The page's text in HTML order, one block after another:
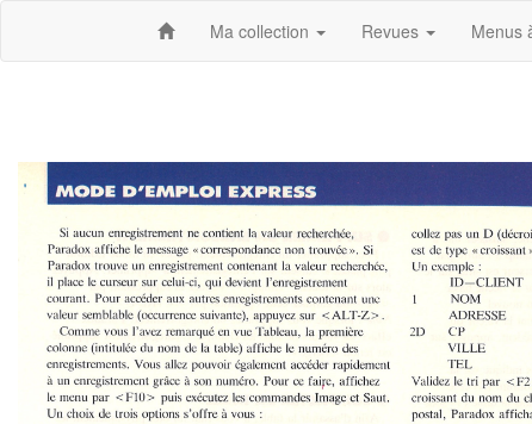
Ma collection Revues Menus